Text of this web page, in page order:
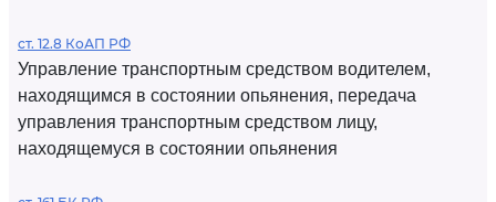
ст. 12.8 КоАП РФ
Управление транспортным средством водителем,
находящимся в состоянии опьянения, передача
управления транспортным средством лицу,
находящемуся в состоянии опьянения